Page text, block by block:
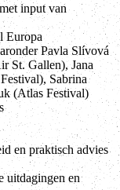
input van
Europa
Pavla Slívová
St. Gallen), Jana
Sabrina
(Atlas Festival)
en praktisch advies
uitdagingen en